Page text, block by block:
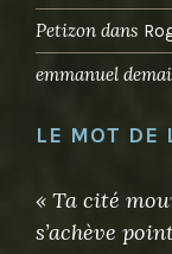
Petizon dans
emmanuel
LE MOT DE
« Ta cité
s’achève